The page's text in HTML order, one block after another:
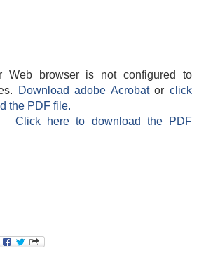
Web browser is not configured to
Download adobe Acrobatorclick
the PDF file.
Click here to download the PDF